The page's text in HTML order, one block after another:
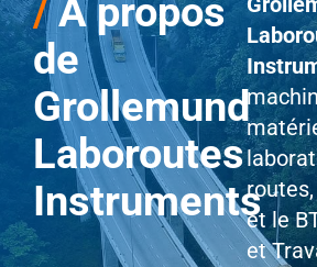
/À propos
de
Grollemund
Laboroutes
Instrumentset le
et